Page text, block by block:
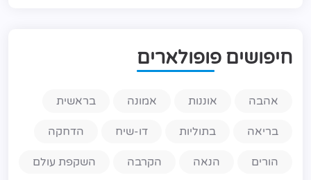
חיפושים פופולארים
אהבה אוננות אמונה בראשית
בריאה בתוליות דו-שיח הדחקה
הורים הנאה הקרבה השקפת עולם